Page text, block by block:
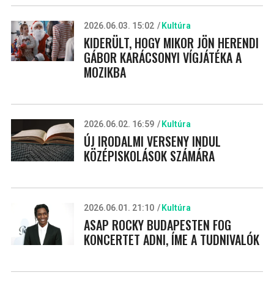
2026.06.03. 15:02 Kultúra
KIDERÜLT, HOGY MIKOR JÖN HERENDI
GÁBOR KARÁCSONYI VÍGJÁTÉKA A
MOZIKBA
2026.06.02. 16:59 Kultúra
ÚJ IRODALMI VERSENY INDUL
KÖZÉPISKOLÁSOK SZÁMÁRA
2026.06.01. 21:10 Kultúra
ASAP ROCKY BUDAPESTEN FOG
KONCERTET ADNI, ÍME A TUDNIVALÓK